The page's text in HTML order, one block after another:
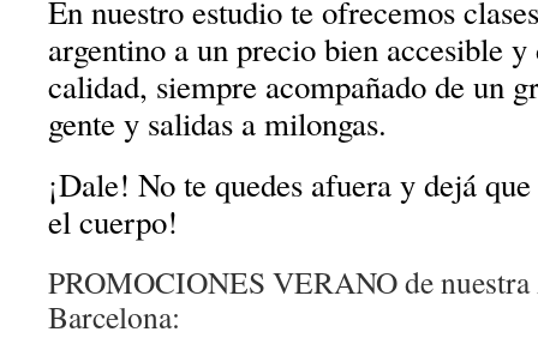
En nuestro estudio te ofrecemos
argentino a un precio bien accesible
calidad, siempre acompañado de un
gente y salidas a milongas.
¡Dale! No te quedes afuera y dejá
el cuerpo!
PROMOCIONES VERANO de nuestra
Barcelona: